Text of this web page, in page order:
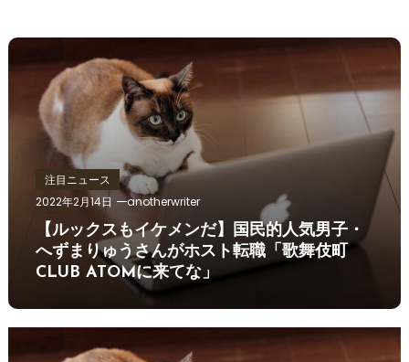
注目ニュース
2022年2月14日
anotherwriter
【ルックスもイケメンだ】国民的人気男子・
へずまりゅうさんがホスト転職「歌舞伎町
CLUB ATOMに来てな」